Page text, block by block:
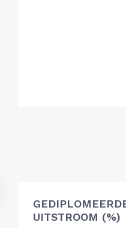
UITSTROOM (%)